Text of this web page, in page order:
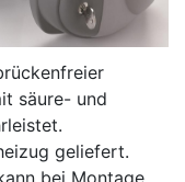
säure- und
geliefert.
bei Montage